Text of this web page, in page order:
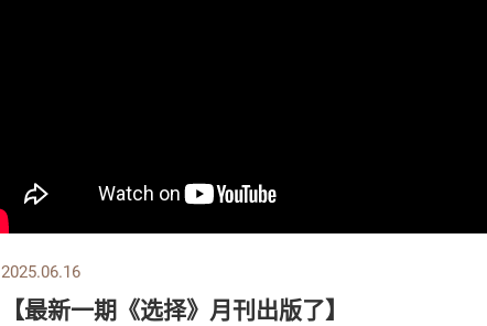
2025.06.16
【最新一期《选择》月刊出版了】